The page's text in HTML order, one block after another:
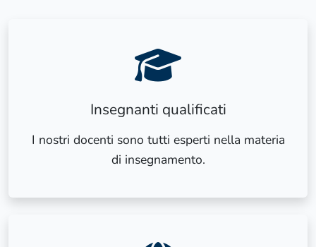
Insegnanti qualificati
I nostri docenti sono tutti esperti nella materia
di insegnamento.